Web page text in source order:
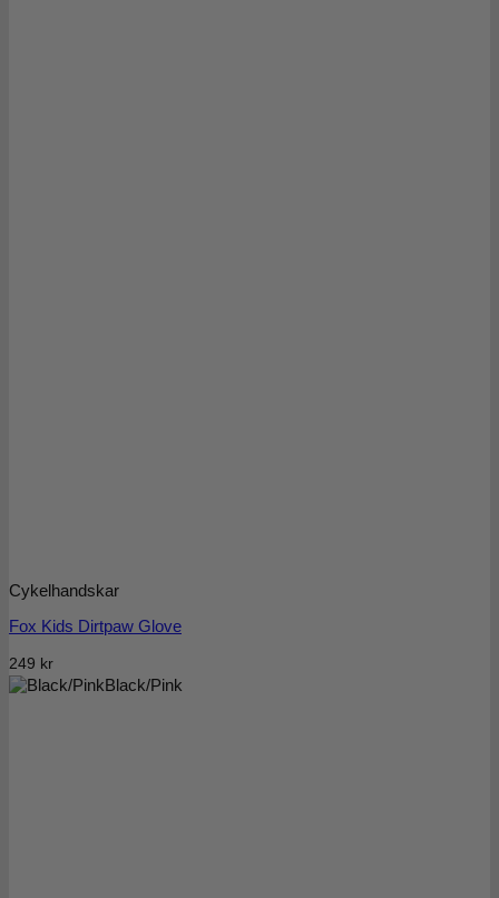
Black/Pink
Cykelhandskar
Fox Kids Dirtpaw Glove
249 kr